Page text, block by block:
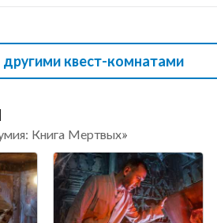
другими квест-комнатами
Книга Мертвых»